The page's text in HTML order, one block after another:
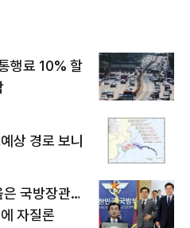
행료 10% 할
상 경로 보니
은 국방장관…
자질론